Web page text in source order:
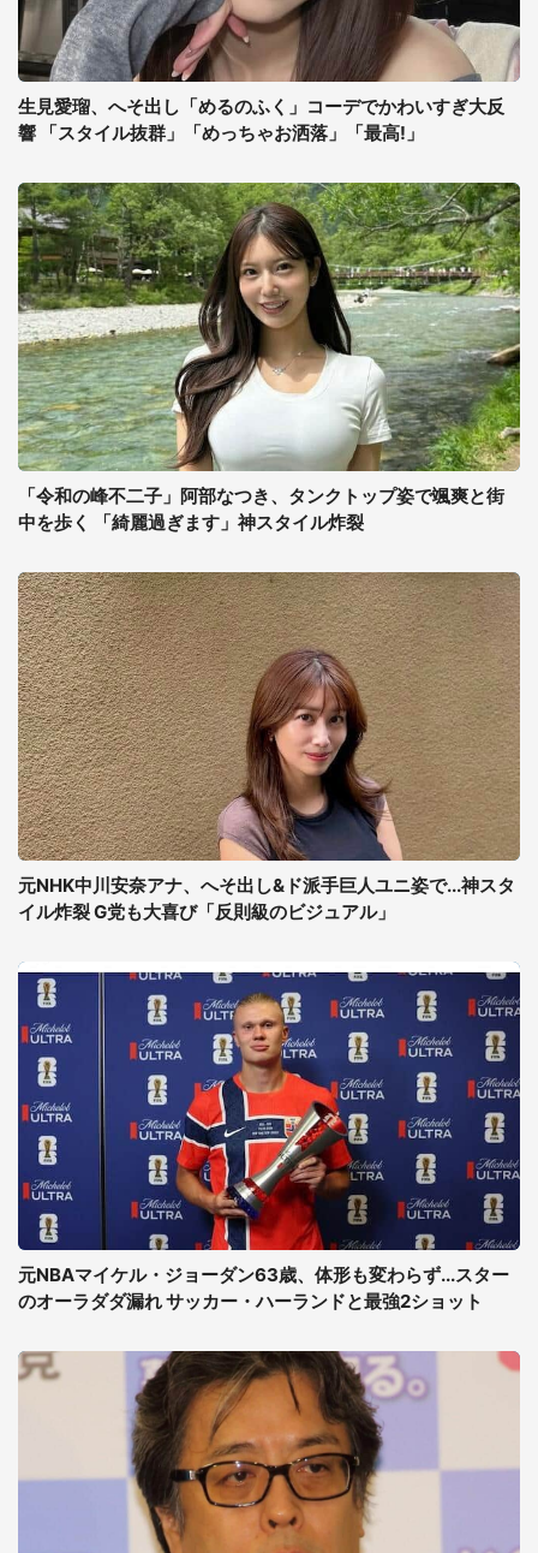
生見愛瑠、へそ出し「めるのふく」コーデでかわいすぎ大反
響 「スタイル抜群」「めっちゃお洒落」「最高!」
「令和の峰不二子」阿部なつき、タンクトップ姿で颯爽と街
中を歩く 「綺麗過ぎます」神スタイル炸裂
元NHK中川安奈アナ、へそ出し&ド派手巨人ユニ姿で...神スタ
イル炸裂 G党も大喜び「反則級のビジュアル」
元NBAマイケル・ジョーダン63歳、体形も変わらず...スター
のオーラダダ漏れ サッカー・ハーランドと最強2ショット